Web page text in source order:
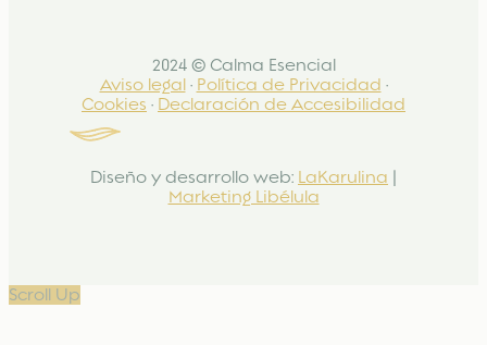
2024 © Calma Esencial
Aviso legal · Política de Privacidad ·
Cookies · Declaración de Accesibilidad
Diseño y desarrollo web: LaKarulina
Marketing Libélula
Scroll Up